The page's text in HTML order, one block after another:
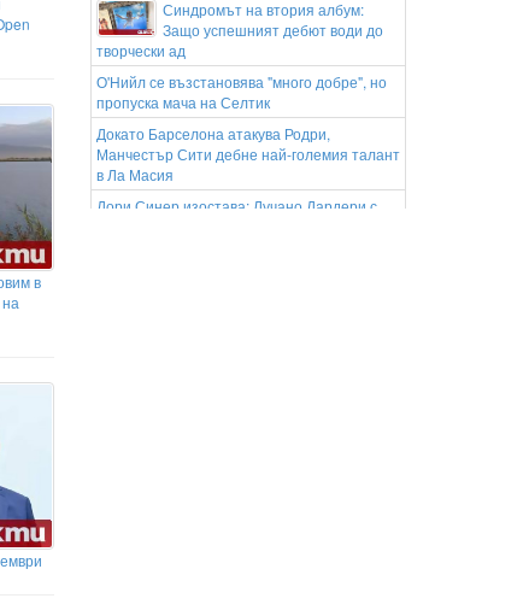
в
Синдромът на втория албум:
Защо успешният дебют води до
творчески ад
О'Нийл се възстановява "много добре", но
пропуска мача на Селтик
Докато Барселона атакува Родри,
Манчестър Сити дебне най-големия талант
в Ла Масия
Дори Синер изостава: Лучано Дардери с